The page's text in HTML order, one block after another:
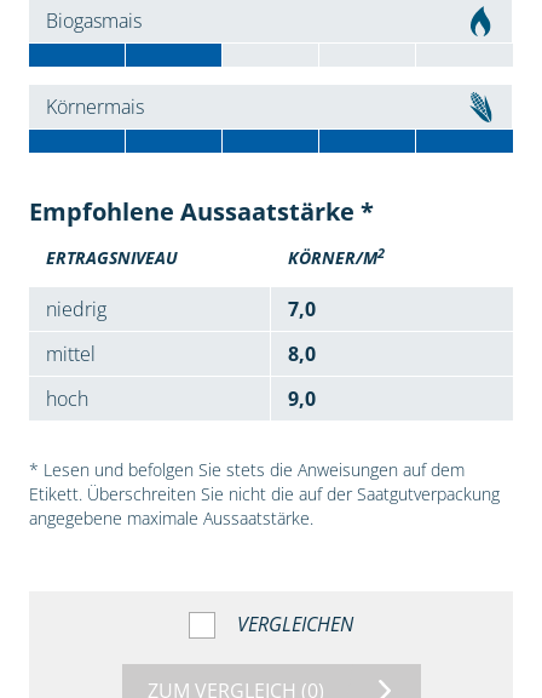
Biogasmais
Körnermais
Empfohlene Aussaatstärke *
ERTRAGSNIVEAU KÖRNER/M2
niedrig
7,0
mittel
8,0
hoch
9,0
* Lesen und befolgen Sie stets die Anweisungen auf dem
Etikett. Überschreiten Sie nicht die auf der Saatgutverpackung
angegebene maximale Aussaatstärke.
VERGLEICHEN
ZUM VERGLEICH (0)